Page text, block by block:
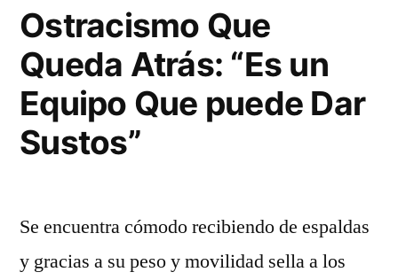
Ostracismo Que
Queda Atrás: “Es un
Equipo Que puede Dar
Sustos”
Se encuentra cómodo recibiendo de espaldas
y gracias a su peso y movilidad sella a los